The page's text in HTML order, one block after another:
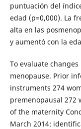
puntuación del
edad (p=0,000). La
alta en las
y aumentó con la
To evaluate
menopause. Prior
instruments 274
premenopausal 272
of the maternity
March 2014: